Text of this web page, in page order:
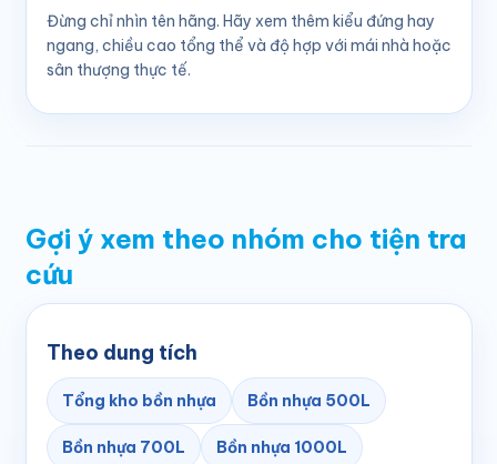
Đừng chỉ nhìn tên hãng. Hãy xem thêm kiểu đứng hay
ngang, chiều cao tổng thể và độ hợp với mái nhà hoặc
sân thượng thực tế.
Gợi ý xem theo nhóm cho tiện tra
cứu
Theo dung tích
Tổng kho bồn nhựa Bồn nhựa 500L
Bồn nhựa 700L Bồn nhựa 1000L